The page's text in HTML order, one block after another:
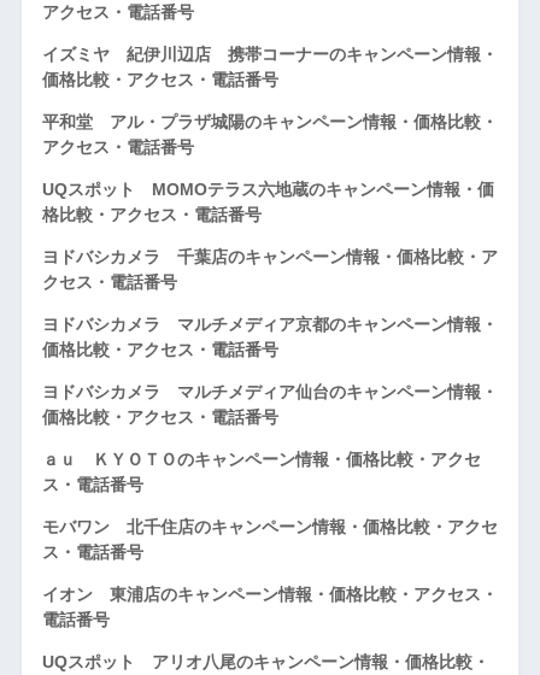
アクセス・電話番号
イズミヤ 紀伊川辺店 携帯コーナーのキャンペーン情報・
価格比較・アクセス・電話番号
平和堂 アル・プラザ城陽のキャンペーン情報・価格比較・
アクセス・電話番号
UQスポット MOMOテラス六地蔵のキャンペーン情報・価
格比較・アクセス・電話番号
ヨドバシカメラ 千葉店のキャンペーン情報・価格比較・ア
クセス・電話番号
ヨドバシカメラ マルチメディア京都のキャンペーン情報・
価格比較・アクセス・電話番号
ヨドバシカメラ マルチメディア仙台のキャンペーン情報・
価格比較・アクセス・電話番号
ａｕ ＫＹＯＴＯのキャンペーン情報・価格比較・アクセ
ス・電話番号
モバワン 北千住店のキャンペーン情報・価格比較・アクセ
ス・電話番号
イオン 東浦店のキャンペーン情報・価格比較・アクセス・
電話番号
UQスポット アリオ八尾のキャンペーン情報・価格比較・